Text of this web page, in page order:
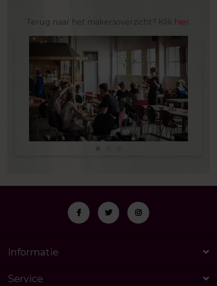
Terug naar het makersoverzicht? Klik hier
Informatie
Service